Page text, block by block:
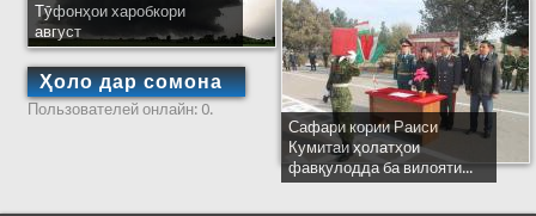
Тӯфонҳои харобкори
август
Ҳоло дар сомона
Пользователей онлайн: 0.
Сафари кории Раиси
Кумитаи ҳолатҳои
фавқулодда ба вилояти...